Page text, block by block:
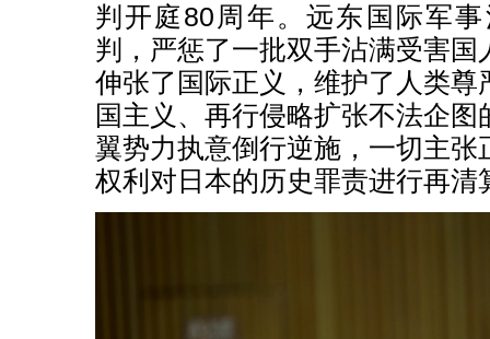
判开庭80周年。远东国际军
判，严惩了一批双手沾满受害国
伸张了国际正义，维护了人类尊
国主义、再行侵略扩张不法企
翼势力执意倒行逆施，一切主张
权利对日本的历史罪责进行再清